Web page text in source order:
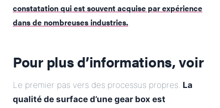
constatation qui est souvent acquise par expérience
dans de nombreuses industries..
Pour plus d’informations, voir
Le premier pas vers des processus propres. La
qualité de surface d’une gear box est